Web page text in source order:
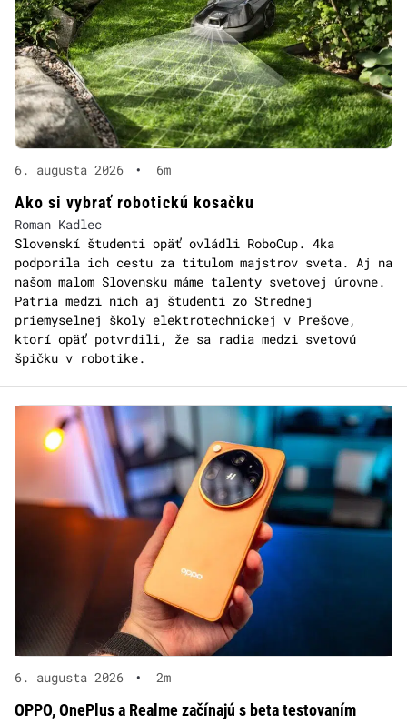
6. augusta 2026 • 6m
Ako si vybrať robotickú kosačku
Roman Kadlec
Slovenskí študenti opäť ovládli RoboCup. 4ka
podporila ich cestu za titulom majstrov sveta. Aj na
našom malom Slovensku máme talenty svetovej úrovne.
Patria medzi nich aj študenti zo Strednej
priemyselnej školy elektrotechnickej v Prešove,
ktorí opäť potvrdili, že sa radia medzi svetovú
špičku v robotike.
6. augusta 2026 • 2m
OPPO, OnePlus a Realme začínajú s beta testovaním